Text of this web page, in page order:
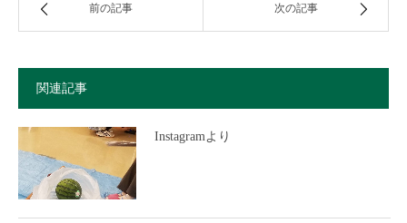
前の記事 次の記事
関連記事
Instagramより